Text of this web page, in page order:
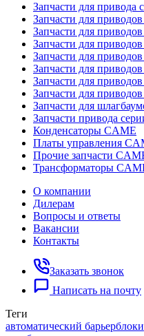
Запчасти для привода
Запчасти для
Запчасти для
Запчасти для
Запчасти для
Запчасти для
Запчасти для
Запчасти для
Запчасти для
Запчасти привода
Конденсаторы CAME
Платы управления
Прочие запчасти
Трансформаторы
О компании
Дилерам
Вопросы и ответы
Вакансии
Контакты
Заказать звонок
Написать на почту
Теги
автоматический барьер